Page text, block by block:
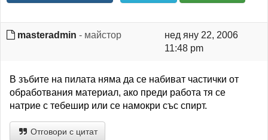
masteradmin - майстор
нед яну 22, 2006
11:48 pm
В зъбите на пилата няма да се набиват частички от
обработвания материал, ако преди работа тя се
натрие с тебешир или се намокри със спирт.
Отговори с цитат